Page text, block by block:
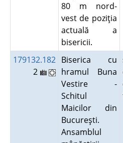
80 m nord-
vest de poziţia
actuală a
bisericii.
179132.182
2
Biserica cu
hramul Buna
Vestire -
Schitul
Maicilor din
Bucureşti.
Ansamblul